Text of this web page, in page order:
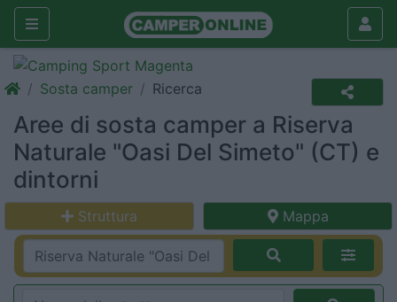
Sosta camper Ricerca
Aree di sosta camper a Riserva
Naturale "Oasi Del Simeto" (CT) e
dintorni
Struttura Mappa